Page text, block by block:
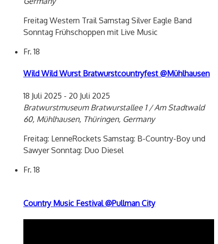
Freitag Western Trail Samstag Silver Eagle Band
Sonntag Frühschoppen mit Live Music
Fr.18
Wild Wild Wurst Bratwurstcountryfest @Mühlhausen
18 Juli 2025 - 20 Juli 2025
Bratwurstmuseum Bratwurstallee 1 / Am Stadtwald
60, Mühlhausen, Thüringen, Germany
Freitag: LenneRockets Samstag: B-Country-Boy und
Sawyer Sonntag: Duo Diesel
Fr.18
Country Music Festival @Pullman City